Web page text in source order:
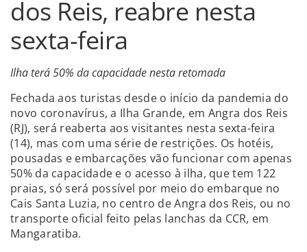
dos Reis, reabre nesta
sexta-feira
Ilha terá 50% da capacidade nesta retomada
Fechada aos turistas desde o início da pandemia do
novo coronavírus, a Ilha Grande, em Angra dos Reis
(RJ), será reaberta aos visitantes nesta sexta-feira
(14), mas com uma série de restrições. Os hotéis,
pousadas e embarcações vão funcionar com apenas
50% da capacidade e o acesso à ilha, que tem 122
praias, só será possível por meio do embarque no
Cais Santa Luzia, no centro de Angra dos Reis, ou no
transporte oficial feito pelas lanchas da CCR, em
Mangaratiba.